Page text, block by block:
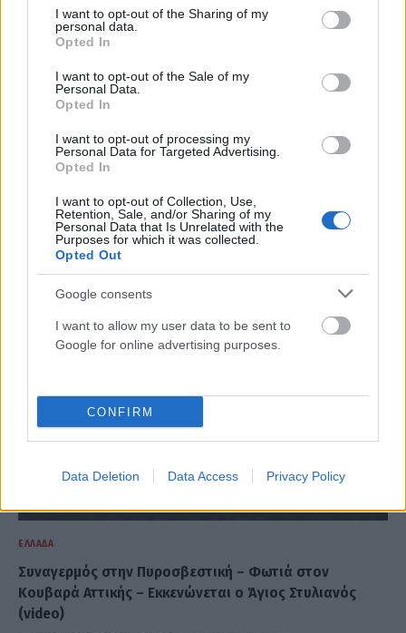
not limited to your visit or usage behaviour. You may click to
grant or deny consent to Google and its third-party tags to
use your data for below specified purposes in below Google
consent section.
I want to opt-out of the Sharing of my
personal data.
Opted In
I want to opt-out of the Sale of my
Personal Data.
Opted In
I want to opt-out of processing my
Personal Data for Targeted Advertising.
Opted In
I want to opt-out of Collection, Use,
Retention, Sale, and/or Sharing of my
Personal Data that Is Unrelated with the
Purposes for which it was collected.
Opted Out
Google consents
I want to allow my user data to be sent to
Google for online advertising purposes.
CONFIRM
Data Deletion Data Access Privacy Policy
Νεκρή ανασύρθηκε από τη θάλασσα μια 74χρονη στην
παραλία της Σκάλας Κατερίνης
ΑΝΑΡΤΗΘΗΚΕ ΑΠΟ
ΕΛΛΆΔΑ
Συναγερμός στην Πυροσβεστική – Φωτιά στον
Κουβαρά Αττικής – Εκκενώνεται ο Άγιος Στυλιανός
(video)